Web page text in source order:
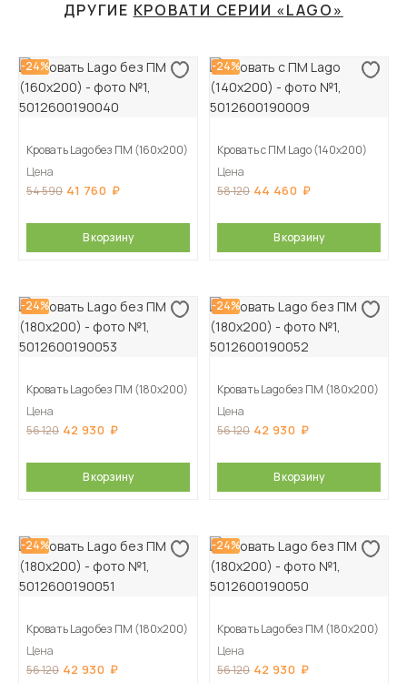
ДРУГИЕ КРОВАТИ СЕРИИ «LAGO»
-24%
Кровать Lago без ПМ (160х200)
Цена
54 590 41 760
В корзину
-24%
Кровать с ПМ Lago (140х200)
Цена
58 120 44 460
В корзину
-24%
Кровать Lago без ПМ (180х200)
Цена
56 120 42 930
В корзину
-24%
Кровать Lago без ПМ (180х200)
Цена
56 120 42 930
В корзину
-24%
Кровать Lago без ПМ (180х200)
Цена
56 120 42 930
-24%
Кровать Lago без ПМ (180х200)
Цена
56 120 42 930